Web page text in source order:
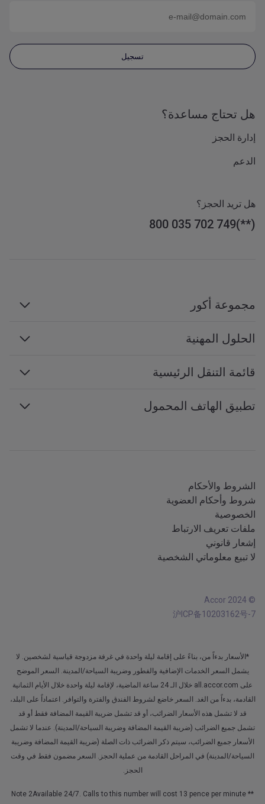
تسجيل
هل تحتاج مساعدة؟
إدارة الحجز
الدعم
هل تريد الحجز؟
800 035 702 749
مجموعة أكور
الوظائف
برنامج الشراكة
الحلول المهنية
محترفي السفر
قائمة التنقل الرئيسية
تطبيق الهاتف المحمول
الشروط والأحكام
شروط وأحكام العضوية
الخصوصية
ملفات تعريف الارتباط
إشعار قانوني
لا تبيع معلوماتي الشخصية
© Accor 2024
沪ICP备10203162号-7
*الأسعار بدءاً من، بناءً على إقامة ليلة واحدة في غرفة مزدوجة قياسية لشخصين. لا
يشمل السعر الخدمات الإضافية والفطور وضريبة السياحة/المدينة. السعر الموضح
على all.accor.com خلال الـ 24 ساعة الماضية، لإقامة ليلة واحدة خلال الأيام الثمانية
القادمة، بدءاً من الغد. السعر خاضع لشروط الفندق والفترة والتوافر. اعتماداً على البلد،
قد لا تشمل هذه الأسعار الضرائب، أو قد تشمل ضريبة القيمة المضافة فقط أو قد
تشمل جميع الضرائب (ضريبة القيمة المضافة وضريبة السياحة/المدينة). عندما لا تشمل
الأسعار جميع الضرائب، سيتم ذكر الضرائب ذات الصلة (ضريبة القيمة المضافة وضريبة
السياحة/المدينة) في المراحل القادمة من عملية الحجز. السعر مضمون فقط في وقت
الحجز.
** Note 2Available 24/7. Calls to this number will cost 13 pence per minute